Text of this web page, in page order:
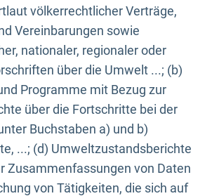
völkerrechtlicher Verträge,
Vereinbarungen sowie
nationaler, regionaler oder
über die Umwelt ...; (b)
Programme mit Bezug zur
über die Fortschritte bei der
Buchstaben a) und b)
...; (d) Umweltzustandsberichte
Zusammenfassungen von Daten
von Tätigkeiten, die sich auf